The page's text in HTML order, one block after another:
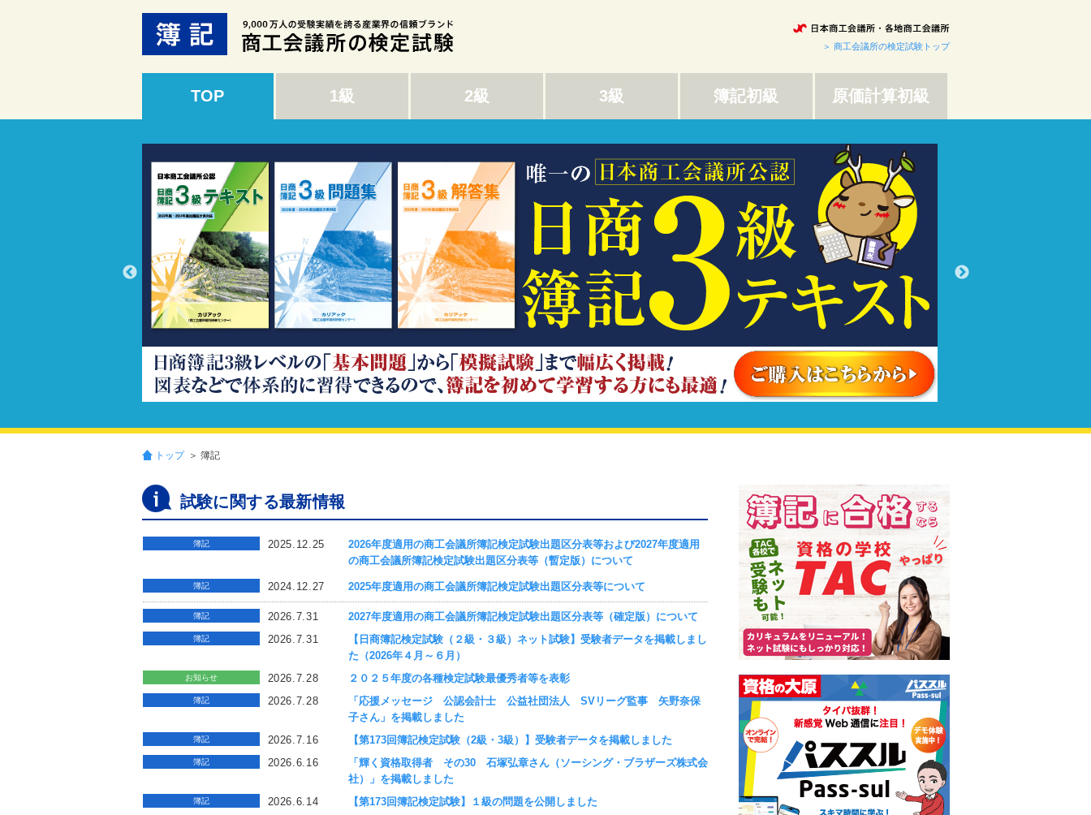
＞ 商工会議所の検定試験トップ
TOP 1級 2級 3級 簿記初級 原価計算初級
トップ ＞ 簿記
試験に関する最新情報
簿記 2025.12.25
2026年度適用の商工会議所簿記検定試験出題区分表等および2027年度適用
の商工会議所簿記検定試験出題区分表等（暫定版）について
簿記 2024.12.27 2025年度適用の商工会議所簿記検定試験出題区分表等について
簿記 2026.7.31 2027年度適用の商工会議所簿記検定試験出題区分表等（確定版）について
簿記 2026.7.31
【日商簿記検定試験（２級・３級）ネット試験】受験者データを掲載しまし
た（2026年４月～６月）
お知らせ 2026.7.28 ２０２５年度の各種検定試験最優秀者等を表彰
簿記 2026.7.28
「応援メッセージ 公認会計士 公益社団法人 SVリーグ監事 矢野奈保
子さん」を掲載しました
簿記 2026.7.16 【第173回簿記検定試験（2級・3級）】受験者データを掲載しました
簿記 2026.6.16
「輝く資格取得者 その30 石塚弘章さん（ソーシング・ブラザーズ株式会
社）」を掲載しました
簿記 2026.6.14 【第173回簿記検定試験】１級の問題を公開しました